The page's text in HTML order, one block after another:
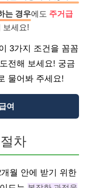
는 경우에도 주거급
보세요!
3가지 조건을 꼼꼼
전해 보세요! 궁금
물어봐 주세요!
여
차
월 안에 받기 위한